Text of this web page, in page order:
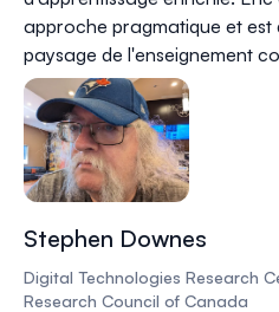
approche pragmatique et
paysage de l'enseignement
Stephen Downes
Digital Technologies Research
Research Council of Canada